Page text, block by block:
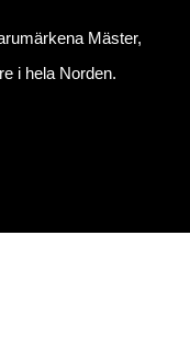
Mäster,
i hela Norden.